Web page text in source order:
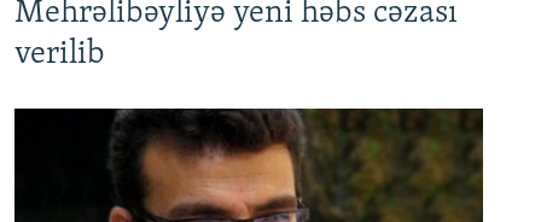
Mehrəlibəyliyə yeni həbs cəzası
verilib